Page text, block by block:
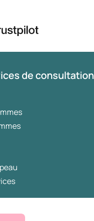
de consultation